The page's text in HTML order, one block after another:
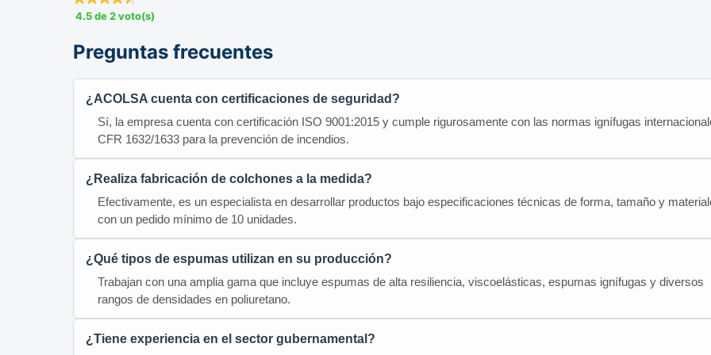
4.5 de 2 voto(s)
Preguntas frecuentes
¿ACOLSA cuenta con certificaciones de seguridad?
Sí, la empresa cuenta con certificación ISO 9001:2015 y cumple rigurosamente con las normas ignífugas
CFR 1632/1633 para la prevención de incendios.
¿Realiza fabricación de colchones a la medida?
Efectivamente, es un especialista en desarrollar productos bajo especificaciones técnicas de forma, tamaño y
con un pedido mínimo de 10 unidades.
¿Qué tipos de espumas utilizan en su producción?
Trabajan con una amplia gama que incluye espumas de alta resiliencia, viscoelásticas, espumas ignífugas y diversos
rangos de densidades en poliuretano.
¿Tiene experiencia en el sector gubernamental?